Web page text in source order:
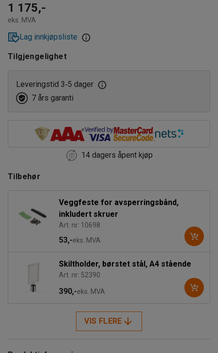
1 175,-
eks. MVA
Lag innkjøpsliste
Tilgjengelighet
Leveringstid 3‑5 dager
7 års garanti
14 dagers åpent kjøp
Tilbehør
Veggfeste for avsperringsbånd,
inkludert skruer
Art. nr: 10698
53,-eks. MVA
Skiltholder, børstet stål, A4 stående
Art. nr: 52390
390,-eks. MVA
VIS FLERE